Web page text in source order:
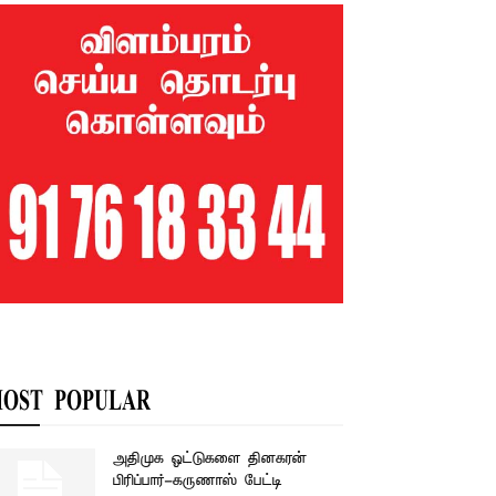
POPULAR
அதிமுக ஓட்டுகளை தினகரன்
பிரிப்பார்-கருணாஸ் பேட்டி